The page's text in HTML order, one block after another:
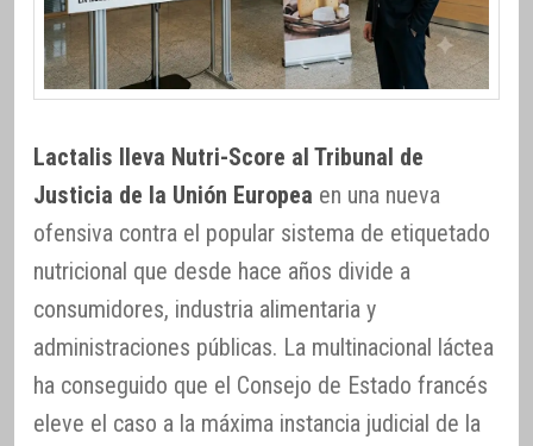
Lactalis lleva Nutri-Score al Tribunal de
Justicia de la Unión Europea en una nueva
ofensiva contra el popular sistema de etiquetado
nutricional que desde hace años divide a
consumidores, industria alimentaria y
administraciones públicas. La multinacional láctea
ha conseguido que el Consejo de Estado francés
eleve el caso a la máxima instancia judicial de la